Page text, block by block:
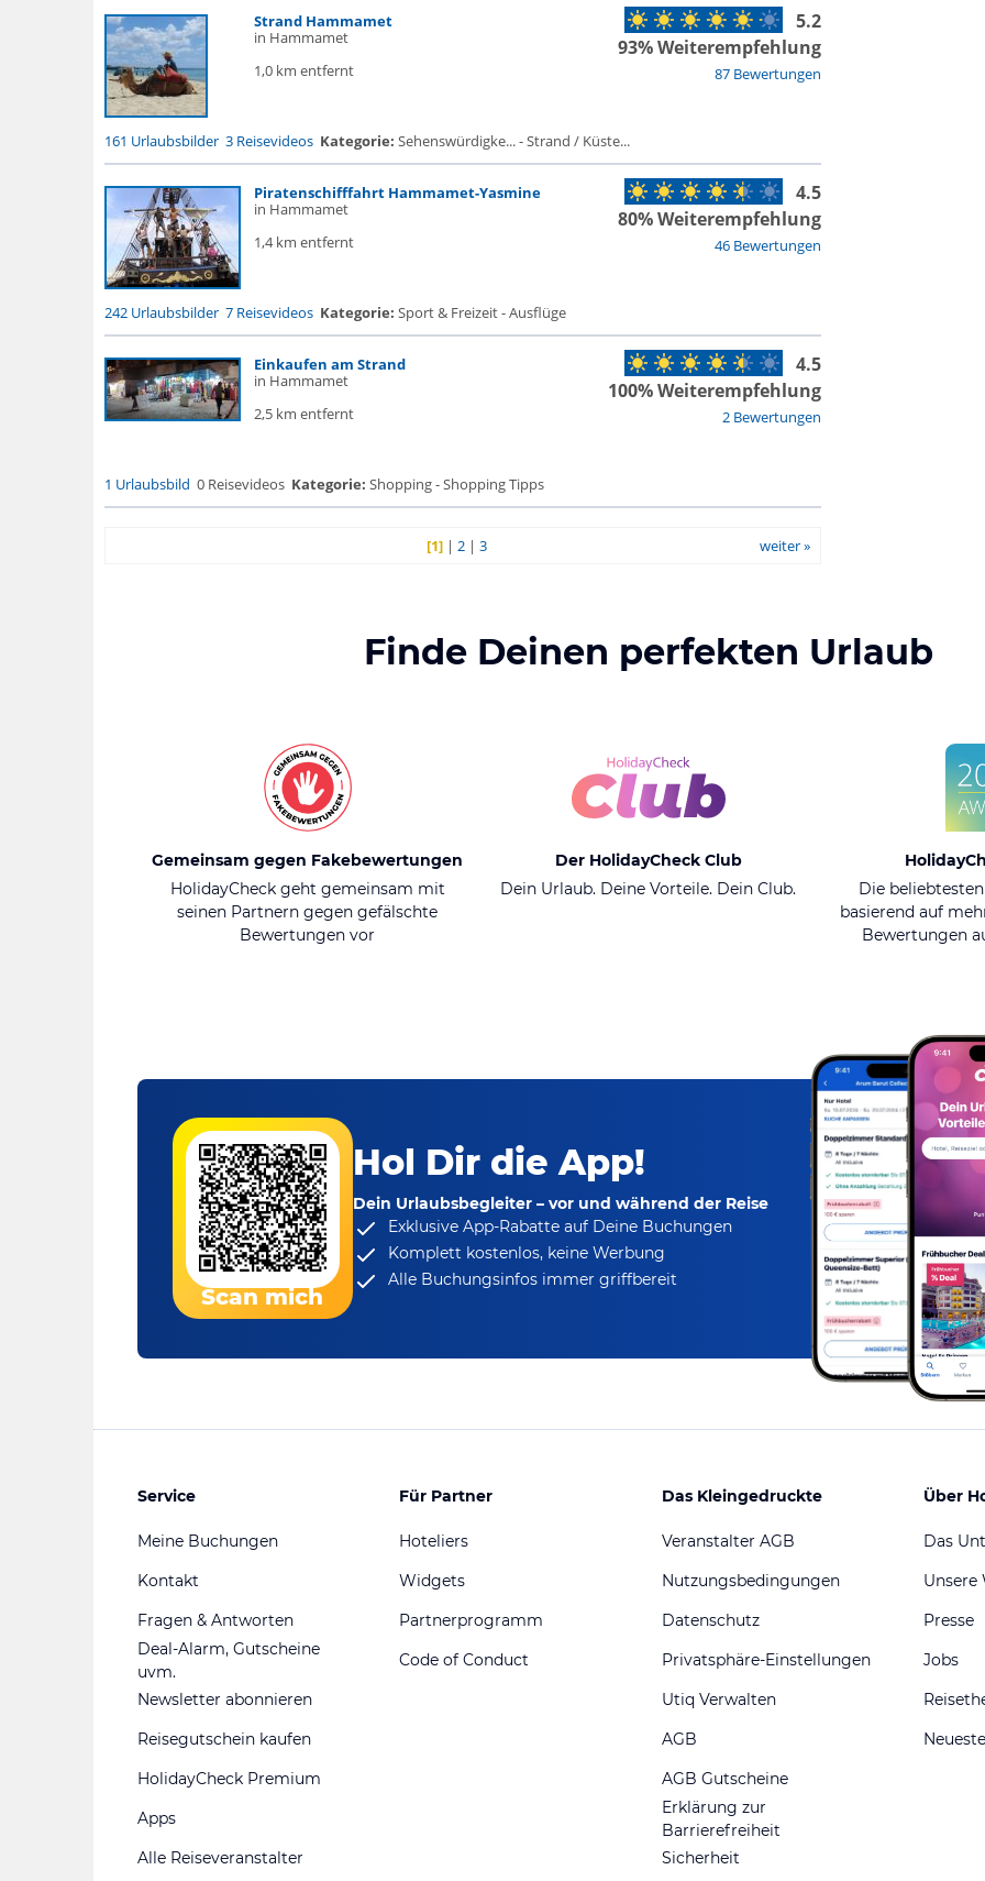
Strand Hammamet
in Hammamet
1,0 km entfernt
87 Bewertungen
5.2
93% Weiterempfehlung
161 Urlaubsbilder 3 Reisevideos Kategorie: Sehenswürdigke... - Strand / Küste...
Piratenschifffahrt Hammamet-Yasmine
in Hammamet
1,4 km entfernt
46 Bewertungen
4.5
80% Weiterempfehlung
242 Urlaubsbilder 7 Reisevideos Kategorie: Sport & Freizeit - Ausflüge
Einkaufen am Strand
in Hammamet
2,5 km entfernt
2 Bewertungen
4.5
100% Weiterempfehlung
1 Urlaubsbild 0 Reisevideos Kategorie: Shopping - Shopping Tipps
[1]| 2| 3 weiter »
Finde Deinen perfekten Urlaub
Gemeinsam gegen Fakebewertungen
HolidayCheck geht gemeinsam mit
seinen Partnern gegen gefälschte
Bewertungen vor
Der HolidayCheck Club
Dein Urlaub. Deine Vorteile. Dein Club.
Die
basierend auf
Bewertungen
Scan mich
Hol Dir die App!
Dein Urlaubsbegleiter – vor und während der Reise
Exklusive App-Rabatteauf Deine Buchungen
Komplett kostenlos, keine Werbung
Alle Buchungsinfos immer griffbereit
Service
Meine Buchungen
Kontakt
Fragen & Antworten
Deal-Alarm, Gutscheine
uvm.
Newsletter abonnieren
Reisegutschein kaufen
HolidayCheck Premium
Apps
Alle Reiseveranstalter
Für Partner
Hoteliers
Widgets
Partnerprogramm
Code of Conduct
Das Kleingedruckte
Veranstalter AGB
Nutzungsbedingungen
Datenschutz
Privatsphäre-Einstellungen
Utiq Verwalten
AGB
AGB Gutscheine
Erklärung zur
Barrierefreiheit
Sicherheit
Über
Das
Unsere
Presse
Jobs